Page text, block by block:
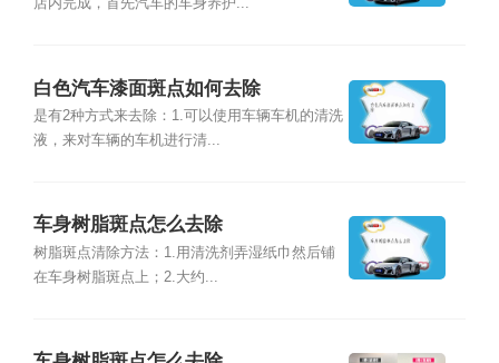
店内完成，首先汽车的车身养护...
白色汽车漆面斑点如何去除
是有2种方式来去除：1.可以使用车辆车机的清洗
液，来对车辆的车机进行清...
车身树脂斑点怎么去除
树脂斑点清除方法：1.用清洗剂弄湿纸巾然后铺
在车身树脂斑点上；2.大约...